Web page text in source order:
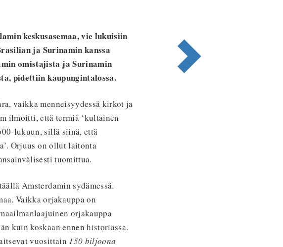
keskusasemaa, vie lukuisiin
ja Surinamin kanssa
omistajista ja Surinamin
pidettiin kaupungintalossa.
vaikka menneisyydessä kirkot ja
ilmoitti, että termiä ‘kultainen
lukuun, sillä siinä, että
Orjuus on ollut laitonta
tuomittua.
Amsterdamin sydämessä.
Vaikka orjakauppa on
orjakauppa
kuin koskaan ennen historiassa.
vuosittain 150 biljoona